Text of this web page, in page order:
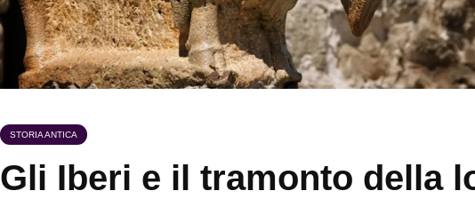
STORIA ANTICA
Gli Iberi e il tramonto della